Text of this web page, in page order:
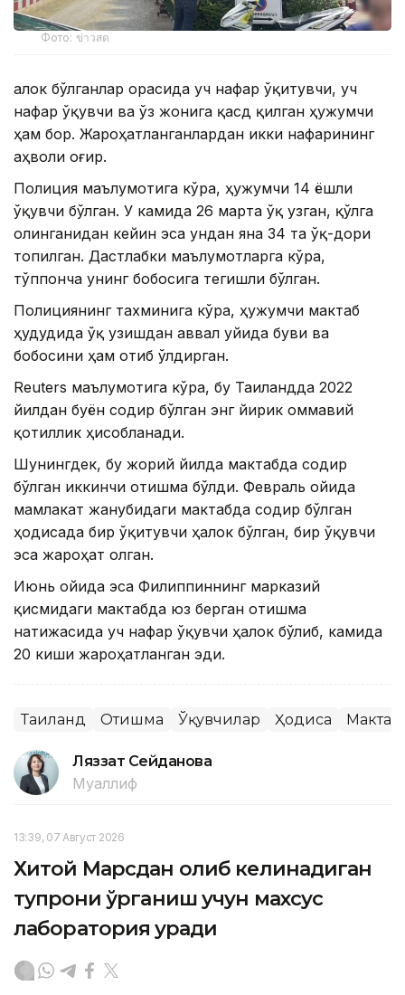
Фото: ข่าวสด
Ҳалок бўлганлар орасида уч нафар ўқитувчи, уч
нафар ўқувчи ва ўз жонига қасд қилган ҳужумчи
ҳам бор. Жароҳатланганлардан икки нафарининг
аҳволи оғир.
Полиция маълумотига кўра, ҳужумчи 14 ёшли
ўқувчи бўлган. У камида 26 марта ўқ узган, қўлга
олинганидан кейин эса ундан яна 34 та ўқ-дори
топилган. Дастлабки маълумотларга кўра,
тўппонча унинг бобосига тегишли бўлган.
Полициянинг тахминига кўра, ҳужумчи мактаб
ҳудудида ўқ узишдан аввал уйида буви ва
бобосини ҳам отиб ўлдирган.
Reuters маълумотига кўра, бу Таиландда 2022
йилдан буён содир бўлган энг йирик оммавий
қотиллик ҳисобланади.
Шунингдек, бу жорий йилда мактабда содир
бўлган иккинчи отишма бўлди. Февраль ойида
мамлакат жанубидаги мактабда содир бўлган
ҳодисада бир ўқитувчи ҳалок бўлган, бир ўқувчи
эса жароҳат олган.
Июнь ойида эса Филиппиннинг марказий
қисмидаги мактабда юз берган отишма
натижасида уч нафар ўқувчи ҳалок бўлиб, камида
20 киши жароҳатланган эди.
Таиланд Отишма Ўқувчилар Ҳодиса
Ляззат Сейданова
Муаллиф
13:39, 07 Август 2026
Хитой Марсдан олиб келинадиган
тупроқни ўрганиш учун махсус
лаборатория қуради